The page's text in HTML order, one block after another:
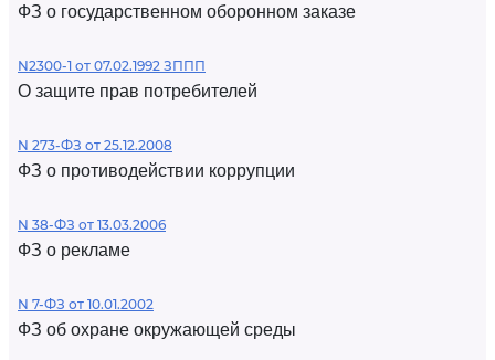
ФЗ о государственном оборонном заказе
N2300-1 от 07.02.1992 ЗППП
О защите прав потребителей
N 273-ФЗ от 25.12.2008
ФЗ о противодействии коррупции
N 38-ФЗ от 13.03.2006
ФЗ о рекламе
N 7-ФЗ от 10.01.2002
ФЗ об охране окружающей среды